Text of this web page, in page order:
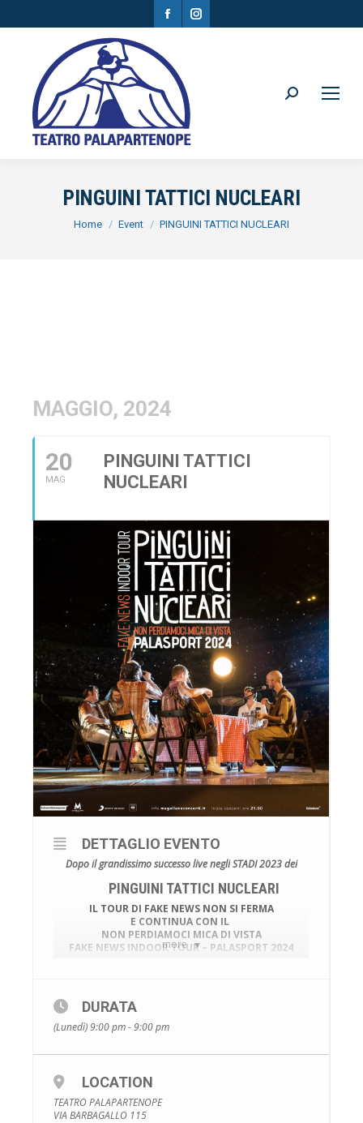
Facebook
opens
in
new
window
Instagram
Search:
PINGUINI TATTICI NUCLEARI
You are here:
Home Event PINGUINI TATTICI NUCLEARI
MAGGIO, 2024
20
MAG
PINGUINI TATTICI
NUCLEARI
more
DETTAGLIO EVENTO
Dopo il grandissimo successo live negli STADI 2023 dei
PINGUINI TATTICI NUCLEARI
IL TOUR DI FAKE NEWS NON SI FERMA
E CONTINUA CON IL
NON PERDIAMOCI MICA DI VISTA
FAKE NEWS INDOOR TOUR – PALASPORT 2024
Attive le vendite dalle ore 10.00 di luendi 11/09/2023
DURATA
(Lunedì) 9:00 pm - 9:00 pm
LOCATION
TEATRO PALAPARTENOPE
VIA BARBAGALLO 115